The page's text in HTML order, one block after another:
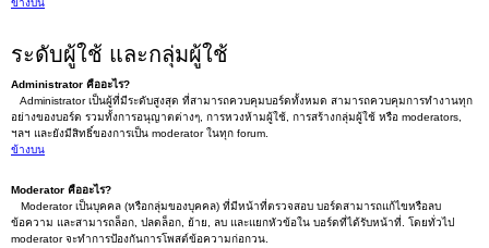
ข้างบน
ระดับผู้ใช้ และกลุ่มผู้ใช้
Administrator คืออะไร?
Administrator เป็นผู้ที่มีระดับสูงสุด ที่สามารถควบคุมบอร์ดทั้งหมด สามารถควบคุมการทำงานทุก
อย่างของบอร์ด รวมทั้งการอนุญาตต่างๆ, การหวงห้ามผู้ใช้, การสร้างกลุ่มผู้ใช้ หรือ moderators,
ฯลฯ และยังมีสิทธิ์ของการเป็น moderator ในทุก forum.
ข้างบน
Moderator คืออะไร?
Moderator เป็นบุคคล (หรือกลุ่มของบุคคล) ที่มีหน้าที่ตรวจสอบ บอร์ดสามารถแก้ไขหรือลบ
ข้อความ และสามารถล็อก, ปลดล็อก, ย้าย, ลบ และแยกหัวข้อใน บอร์ดที่ได้รับหน้าที่. โดยทั่วไป
moderator จะทำการป้องกันการโพสต์ข้อความก่อกวน.